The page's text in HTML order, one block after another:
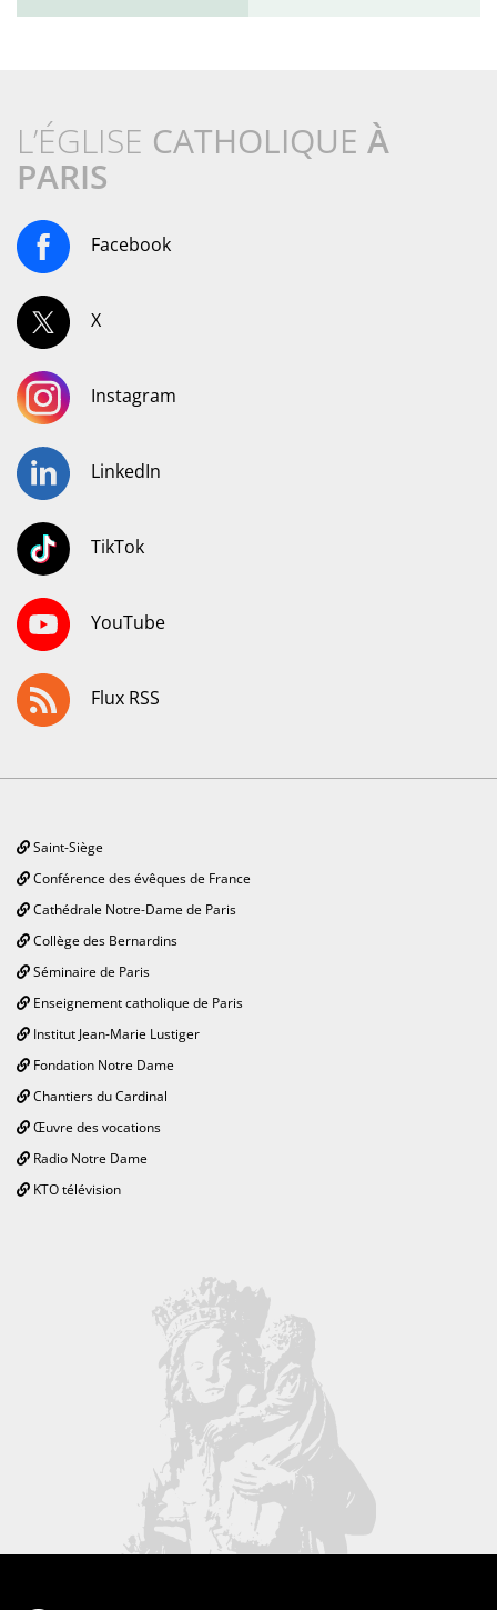
L’ÉGLISE CATHOLIQUE À
PARIS
Facebook
X
Instagram
LinkedIn
TikTok
YouTube
Flux RSS
Saint-Siège
Conférence des évêques de France
Cathédrale Notre-Dame de Paris
Collège des Bernardins
Séminaire de Paris
Enseignement catholique de Paris
Institut Jean-Marie Lustiger
Fondation Notre Dame
Chantiers du Cardinal
Œuvre des vocations
Radio Notre Dame
KTO télévision